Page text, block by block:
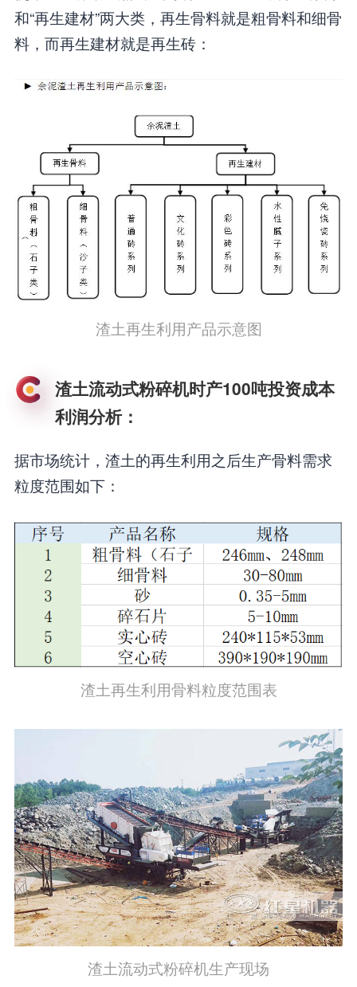
和“再生建材”两大类，再生骨料就是粗骨料和细骨
料，而再生建材就是再生砖：
渣土再生利用产品示意图
渣土流动式粉碎机时产100吨投资成本
利润分析：
据市场统计，渣土的再生利用之后生产骨料需求
粒度范围如下：
渣土再生利用骨料粒度范围表
渣土流动式粉碎机生产现场